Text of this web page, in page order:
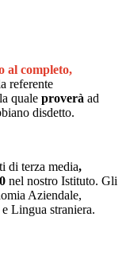
al completo,
referente
quale proverà ad
disdetto.
di terza media,
nel nostro Istituto. Gli
Aziendale,
Lingua straniera.